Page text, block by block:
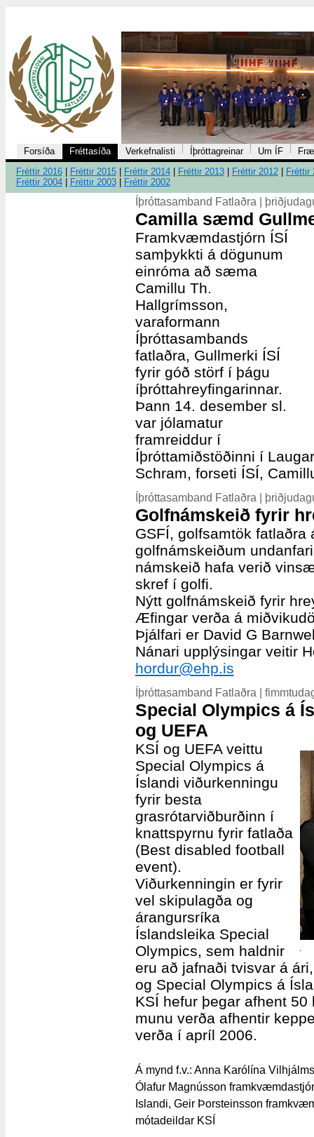
Forsíða Fréttasíða Verkefnalisti Íþróttagreinar Um ÍF
Fréttir 2016| Fréttir 2015| Fréttir 2014| Fréttir 2013| Fréttir 2012|
Fréttir
Fréttir 2004| Fréttir 2003| Fréttir 2002
Íþróttasamband Fatlaðra |
Camilla sæmd
Framkvæmdastjórn ÍSÍ
samþykkti á dögunum
einróma að sæma
Camillu Th.
Hallgrímsson,
varaformann
Íþróttasambands
fatlaðra, Gullmerki ÍSÍ
fyrir góð störf í þágu
íþróttahreyfingarinnar.
Þann 14. desember sl.
var jólamatur
framreiddur í
Íþróttamiðstöðinni í
Schram, forseti ÍSÍ,
Íþróttasamband Fatlaðra |
Golfnámskeið fyrir
GSFÍ, golfsamtök fatlaðra
golfnámskeiðum
námskeið hafa verið
skref í golfi.
Nýtt golfnámskeið fyrir
Æfingar verða á
Þjálfari er David G
Nánari upplýsingar veitir
hordur@ehp.is
Íþróttasamband Fatlaðra |
Special Olympics á
og UEFA
KSÍ og UEFA veittu
Special Olympics á
Íslandi viðurkenningu
fyrir besta
grasrótarviðburðinn í
knattspyrnu fyrir fatlaða
(Best disabled football
event).
Viðurkenningin er fyrir
vel skipulagða og
árangursríka
Íslandsleika Special
Olympics, sem haldnir
eru að jafnaði tvisvar á
og Special Olympics á
KSÍ hefur þegar afhent
munu verða afhentir
verða í apríl 2006.
Á mynd f.v.: Anna Karólína
Ólafur Magnússon
Islandi, Geir Þorsteinsson
mótadeildar KSÍ